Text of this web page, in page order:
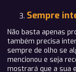
Sempre
Não basta apenas
também precisa
sempre de olho se
mencionou e seja
mostrará que a sua